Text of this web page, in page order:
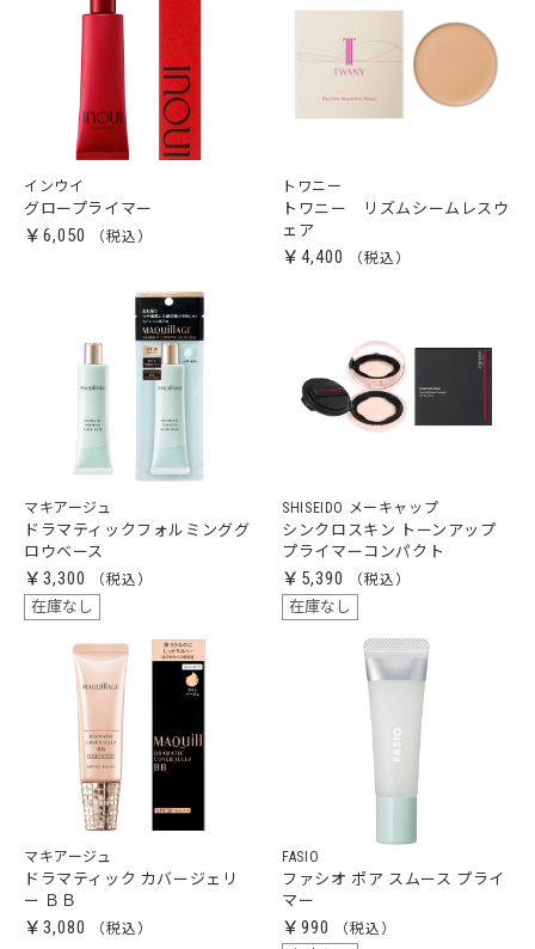
インウイ
グロープライマー
￥6,050
トワニー
トワニー リズムシームレスウ
ェア
￥4,400
マキアージュ
ドラマティックフォルミンググ
ロウベース
￥3,300
在庫なし
SHISEIDO メーキャップ
シンクロスキン トーンアップ
プライマーコンパクト
￥5,390
在庫なし
マキアージュ
ドラマティック カバージェリ
ー ＢＢ
￥3,080
FASIO
ファシオ ポア スムース プライ
マー
￥990